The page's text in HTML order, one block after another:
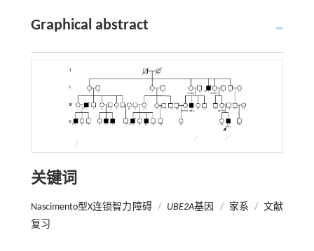
Graphical abstract
关键词
Nascimento型X连锁智力障碍 / UBE2A基因 / 家系 / 文献
复习